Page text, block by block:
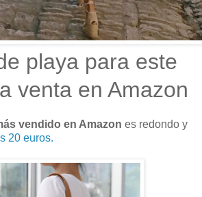
playa para este
venta en Amazon
vendido en Amazon es redondo y
20 euros.